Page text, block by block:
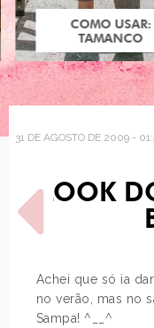
COMO USAR:
TAMANCO
31 DE AGOSTO DE 2009 -
LOOK
Achei que só ia
no verão, mas no
Sampa! ^__^
POST ANTERIOR
ROUPINHAS DE